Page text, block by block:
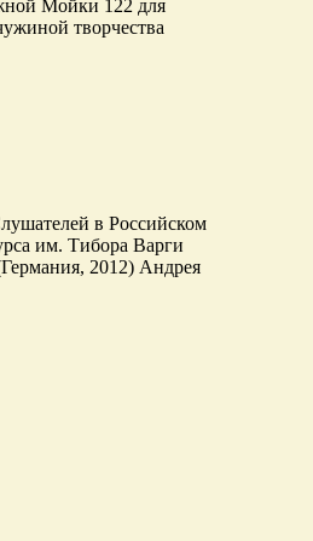
Мойки 122 для
творчества
в Российском
им. Тибора Варги
2012) Андрея